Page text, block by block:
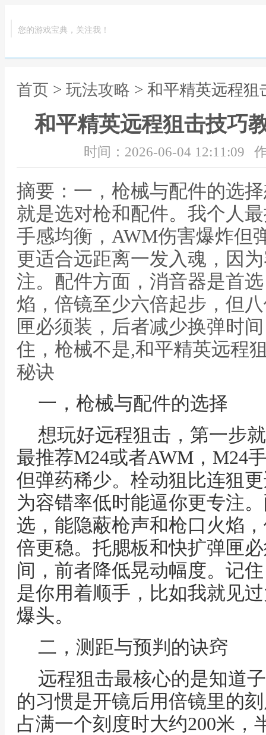
您的游戏宝典，关注我！
首页 > 玩法攻略 > 和平精英远程
和平精英远程狙击技巧
时间：2026-06-04 12:11:09
摘要：一，枪械与配件的选
就是选对枪和配件。我个人
手感均衡，AWM伤害爆炸但
更适合远距离一发入魂，因
注。配件方面，消音器是首
焰，倍镜至少六倍起步，但
匣必须装，后者减少换弹时
住，枪械不是,和平精英远程
秘诀
一，枪械与配件的选择
想玩好远程狙击，第一步
最推荐M24或者AWM，M24
但弹药稀少。栓动狙比连狙
为容错率低时能逼你更专注
选，能隐蔽枪声和枪口火焰
倍更稳。托腮板和快扩弹匣
间，前者降低晃动幅度。记
是你用着顺手，比如我就见
爆头。
二，测距与预判的诀窍
远程狙击最核心的是知道
的习惯是开镜后用倍镜里的
占满一个刻度时大约200米，